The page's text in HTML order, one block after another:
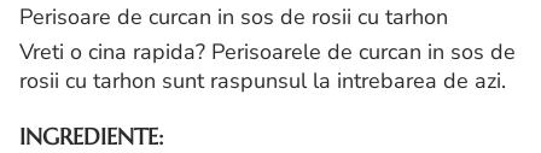
Perisoare de curcan in sos de rosii cu tarhon
Vreti o cina rapida? Perisoarele de curcan in sos de
rosii cu tarhon sunt raspunsul la intrebarea de azi.
INGREDIENTE: